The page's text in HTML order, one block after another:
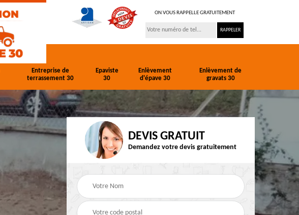
ON VOUS RAPPELLE GRATUITEMENT
Entreprise de
terrassement 30
Epaviste
30
Enlèvement
d'épave 30
Enlèvement de
gravats 30
Location de camion
benne 30
terrassement 30
Epaviste 30
DEVIS GRATUIT
Demandez votre devis gratuitement